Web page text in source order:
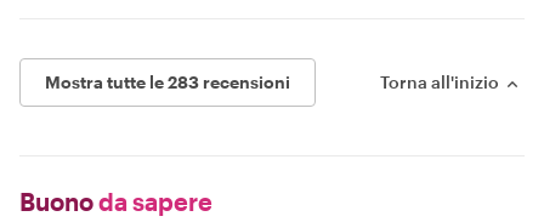
Mostra tutte le 283 recensioni Torna all'inizio
Buonoda sapere